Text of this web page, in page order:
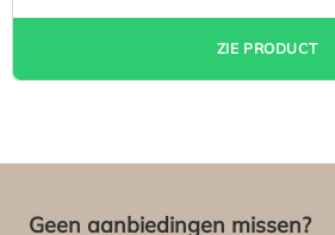
ZIE PRODUCT
Geen aanbiedingen missen?